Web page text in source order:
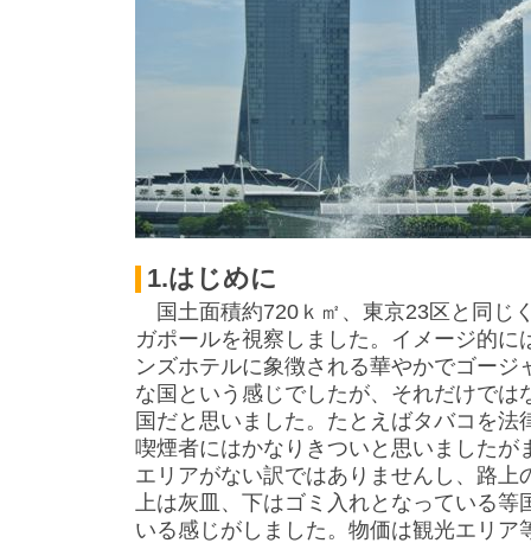
1.はじめに
国土面積約720ｋ㎡、東京23区と同じ
ガポールを視察しました。イメージ的に
ンズホテルに象徴される華やかでゴージ
な国という感じでしたが、それだけでは
国だと思いました。たとえばタバコを法
喫煙者にはかなりきついと思いましたが
エリアがない訳ではありませんし、路上
上は灰皿、下はゴミ入れとなっている等
いる感じがしました。物価は観光エリア